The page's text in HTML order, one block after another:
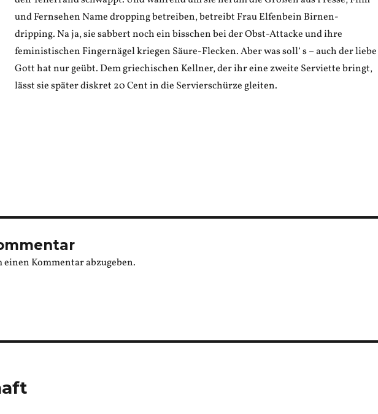
und Fernsehen Name dropping betreiben, betreibt Frau Elfenbein Birnen-
dripping. Na ja, sie sabbert noch ein bisschen bei der Obst-Attacke und ihre
feministischen Fingernägel kriegen Säure-Flecken. Aber was soll‘ s – auch der liebe
Gott hat nur geübt. Dem griechischen Kellner, der ihr eine zweite Serviette bringt,
lässt sie später diskret 20 Cent in die Servierschürze gleiten.
einen Kommentar abzugeben.